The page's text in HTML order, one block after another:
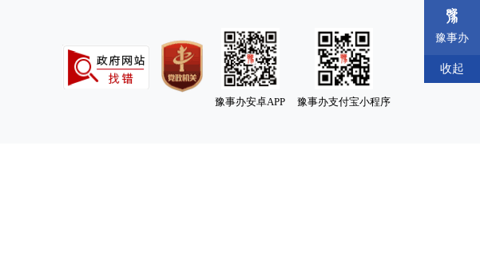
豫事办安卓APP 豫事办支付宝小程序
豫事办
收起